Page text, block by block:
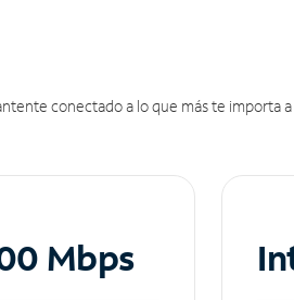
conectado a lo que más te importa
Mbps